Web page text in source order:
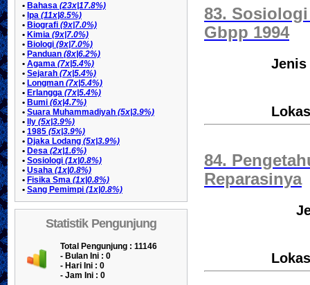
• Bahasa (23x|17.8%)
• Ipa (11x|8.5%)
• Biografi (9x|7.0%)
• Kimia (9x|7.0%)
• Biologi (9x|7.0%)
• Panduan (8x|6.2%)
• Agama (7x|5.4%)
• Sejarah (7x|5.4%)
• Longman (7x|5.4%)
• Erlangga (7x|5.4%)
• Bumi (6x|4.7%)
• Suara Muhammadiyah (5x|3.9%)
•
Ily (5x|3.9%)
• 1985 (5x|3.9%)
• Djaka Lodang (5x|3.9%)
• Desa (2x|1.6%)
• Sosiologi (1x|0.8%)
• Usaha (1x|0.8%)
• Fisika Sma (1x|0.8%)
• Sang Pemimpi (1x|0.8%)
Statistik Pengunjung
Total Pengunjung : 11146
- Bulan Ini : 0
- Hari Ini : 0
- Jam Ini : 0
83.
Gbpp 1994
84.
Reparasinya